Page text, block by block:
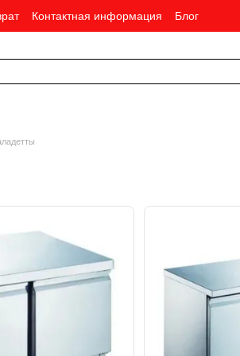
Контактная информация Блог